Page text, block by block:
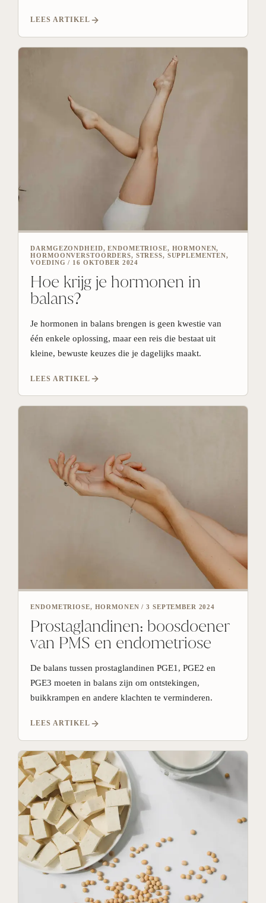
LEES ARTIKEL
DARMGEZONDHEID, ENDOMETRIOSE, HORMONEN,
HORMOONVERSTOORDERS, STRESS, SUPPLEMENTEN,
VOEDING / 16 OKTOBER 2024
Hoe krijg je hormonen in
balans?
Je hormonen in balans brengen is geen kwestie van
één enkele oplossing, maar een reis die bestaat uit
kleine, bewuste keuzes die je dagelijks maakt.
LEES ARTIKEL
ENDOMETRIOSE, HORMONEN / 3 SEPTEMBER 2024
Prostaglandinen: boosdoener
van PMS en endometriose
De balans tussen prostaglandinen PGE1, PGE2 en
PGE3 moeten in balans zijn om ontstekingen,
buikkrampen en andere klachten te verminderen.
LEES ARTIKEL